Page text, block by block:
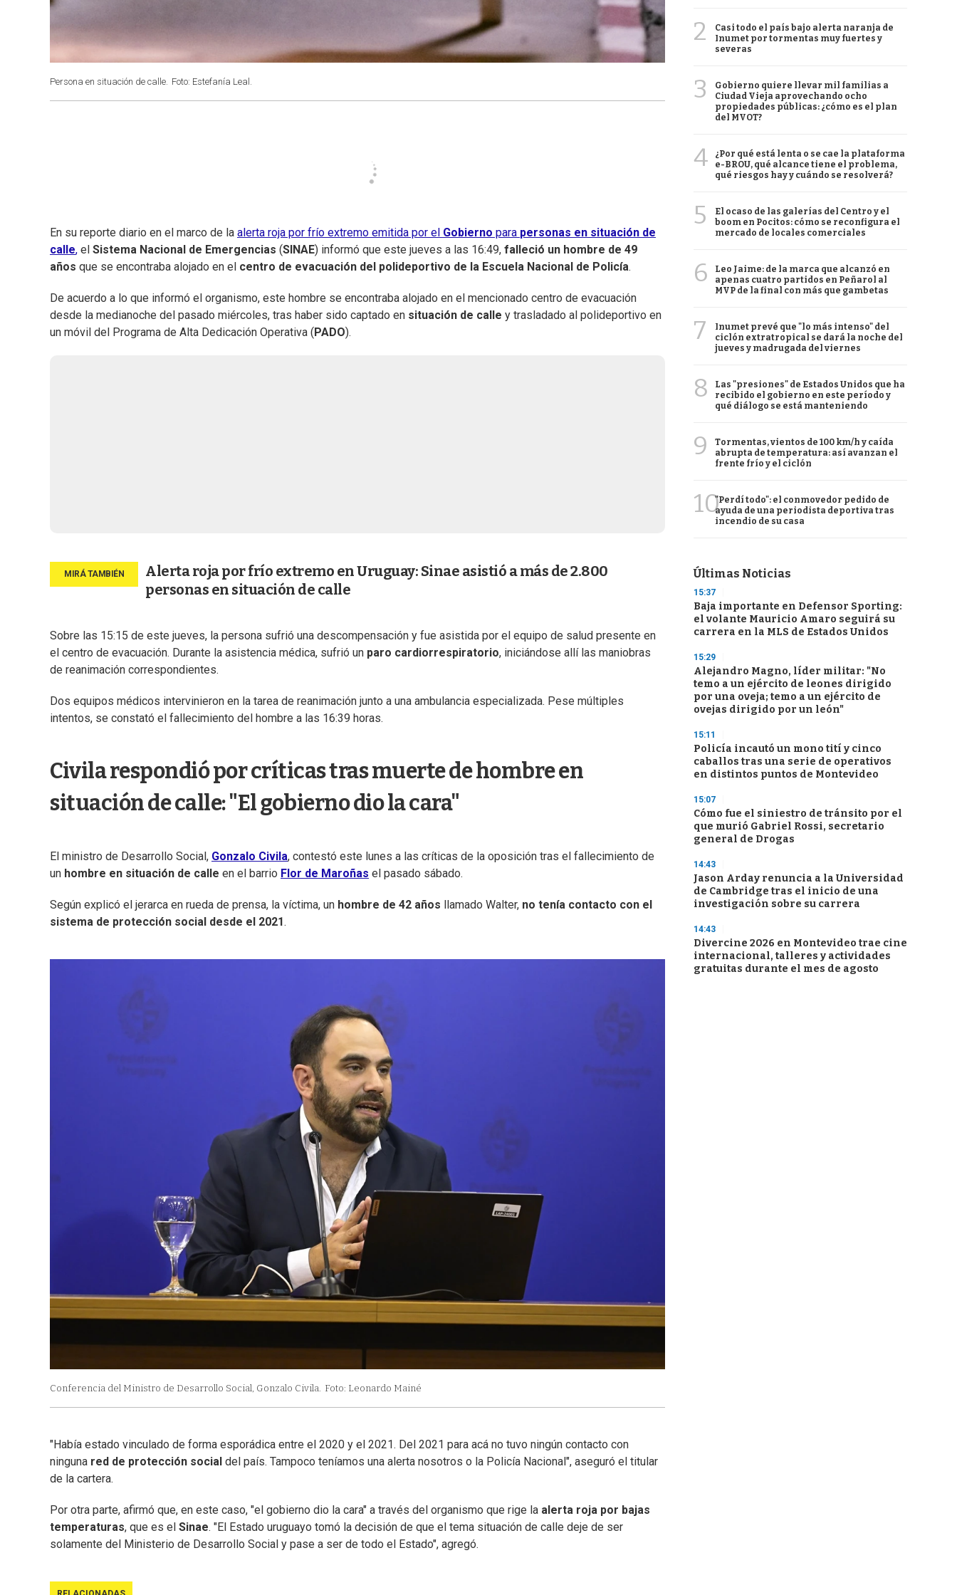
Persona en situación de calle. Foto: Estefanía Leal.
En su reporte diario en el marco de la alerta roja por frío extremo emitida por el Gobierno para personas en situación de
calle, el Sistema Nacional de Emergencias (SINAE) informó que este jueves a las 16:49, falleció un hombre de 49
años que se encontraba alojado en el centro de evacuación del polideportivo de la Escuela Nacional de Policía.
De acuerdo a lo que informó el organismo, este hombre se encontraba alojado en el mencionado centro de evacuación
desde la medianoche del pasado miércoles, tras haber sido captado en situación de calle y trasladado al polideportivo en
un móvil del Programa de Alta Dedicación Operativa ( PADO).
Alerta roja por frío extremo en Uruguay: Sinae asistió a más de 2.800
personas en situación de calle
Sobre las 15:15 de este jueves, la persona sufrió una descompensación y fue asistida por el equipo de salud presente en
el centro de evacuación. Durante la asistencia médica, sufrió un paro cardiorrespiratorio, iniciándose allí las maniobras
de reanimación correspondientes.
Dos equipos médicos intervinieron en la tarea de reanimación junto a una ambulancia especializada. Pese múltiples
intentos, se constató el fallecimiento del hombre a las 16:39 horas.
Civila respondió por críticas tras muerte de hombre en
situación de calle: "El gobierno dio la cara"
El ministro de Desarrollo Social, Gonzalo Civila, contestó este lunes a las críticas de la oposición tras el fallecimiento de
un hombre en situación de calle en el barrio Flor de Maroñas el pasado sábado.
Según explicó el jerarca en rueda de prensa, la víctima, un hombre de 42 años llamado Walter, no tenía contacto con el
sistema de protección social desde el 2021.
Conferencia del Ministro de Desarrollo Social, Gonzalo Civila. Foto: Leonardo Mainé
"Había estado vinculado de forma esporádica entre el 2020 y el 2021. Del 2021 para acá no tuvo ningún contacto con
ninguna red de protección social del país. Tampoco teníamos una alerta nosotros o la Policía Nacional", aseguró el titular
de la cartera.
Por otra parte, afirmó que, en este caso, "el gobierno dio la cara" a través del organismo que rige la alerta roja por bajas
temperaturas, que es el Sinae. "El Estado uruguayo tomó la decisión de que el tema situación de calle deje de ser
solamente del Ministerio de Desarrollo Social y pase a ser de todo el Estado", agregó.
2
Casi todo el país bajo alerta naranja de
Inumet por tormentas muy fuertes y
severas
3
Gobierno quiere llevar mil familias a
Ciudad Vieja aprovechando ocho
propiedades públicas: ¿cómo es el plan
del MVOT?
4
¿Por qué está lenta o se cae la plataforma
e-BROU, qué alcance tiene el problema,
qué riesgos hay y cuándo se resolverá?
5
El ocaso de las galerías del Centro y el
boom en Pocitos: cómo se reconfigura el
mercado de locales comerciales
6
Leo Jaime: de la marca que alcanzó en
apenas cuatro partidos en Peñarol al
MVP de la final con más que gambetas
7
Inumet prevé que "lo más intenso" del
ciclón extratropical se dará la noche del
jueves y madrugada del viernes
8
Las "presiones" de Estados Unidos que ha
recibido el gobierno en este período y
qué diálogo se está manteniendo
9
Tormentas, vientos de 100 km/h y caída
abrupta de temperatura: así avanzan el
frente frío y el ciclón
10"Perdí todo": el conmovedor pedido de
ayuda de una periodista deportiva tras
incendio de su casa
Últimas Noticias
15:37
Baja importante en Defensor Sporting:
el volante Mauricio Amaro seguirá su
carrera en la MLS de Estados Unidos
15:29
Alejandro Magno, líder militar: "No
temo a un ejército de leones dirigido
por una oveja; temo a un ejército de
ovejas dirigido por un león"
15:11
Policía incautó un mono tití y cinco
caballos tras una serie de operativos
en distintos puntos de Montevideo
15:07
Cómo fue el siniestro de tránsito por el
que murió Gabriel Rossi, secretario
general de Drogas
14:43
Jason Arday renuncia a la Universidad
de Cambridge tras el inicio de una
investigación sobre su carrera
14:43
Divercine 2026 en Montevideo trae cine
internacional, talleres y actividades
gratuitas durante el mes de agosto